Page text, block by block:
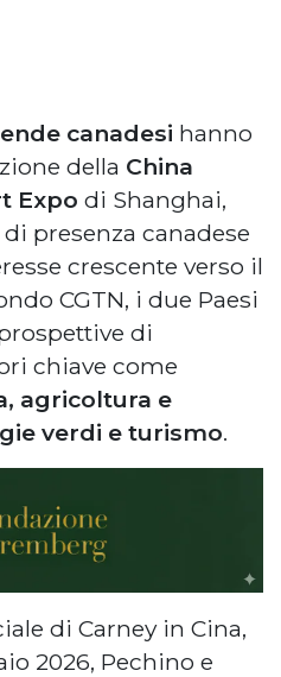
canadesi hanno
della China
Expo di Shanghai,
presenza canadese
crescente verso il
CGTN, i due Paesi
di
chiave come
agricoltura e
verdi e turismo.
di Carney in Cina,
2026, Pechino e